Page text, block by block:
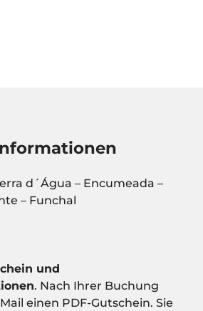
d´Água – Encumeada –
– Funchal
und
. Nach Ihrer Buchung
einen PDF-Gutschein. Sie